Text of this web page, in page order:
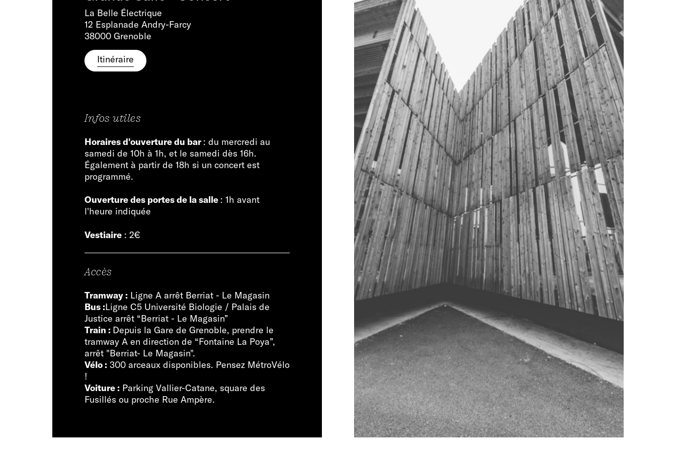
La Belle Électrique
12 Esplanade Andry-Farcy
38000 Grenoble
Itinéraire
Infos utiles
Horaires d'ouverture du bar: du mercredi au
samedi de 10h à 1h, et le samedi dès 16h.
Également à partir de 18h si un concert est
programmé.
Ouverture des portes de la salle : 1h avant
l'heure indiquée
Vestiaire : 2€
Accès
Tramway : Ligne A arrêt Berriat - Le Magasin
Bus :Ligne C5 Université Biologie / Palais de
Justice arrêt “Berriat - Le Magasin”
Train : Depuis la Gare de Grenoble, prendre le
tramway A en direction de “Fontaine La Poya”,
arrêt "Berriat- Le Magasin".
Vélo : 300 arceaux disponibles. Pensez MétroVélo
!
Voiture : Parking Vallier-Catane, square des
Fusillés ou proche Rue Ampère.